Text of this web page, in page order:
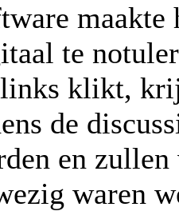
te
klikt,
de
en
waren